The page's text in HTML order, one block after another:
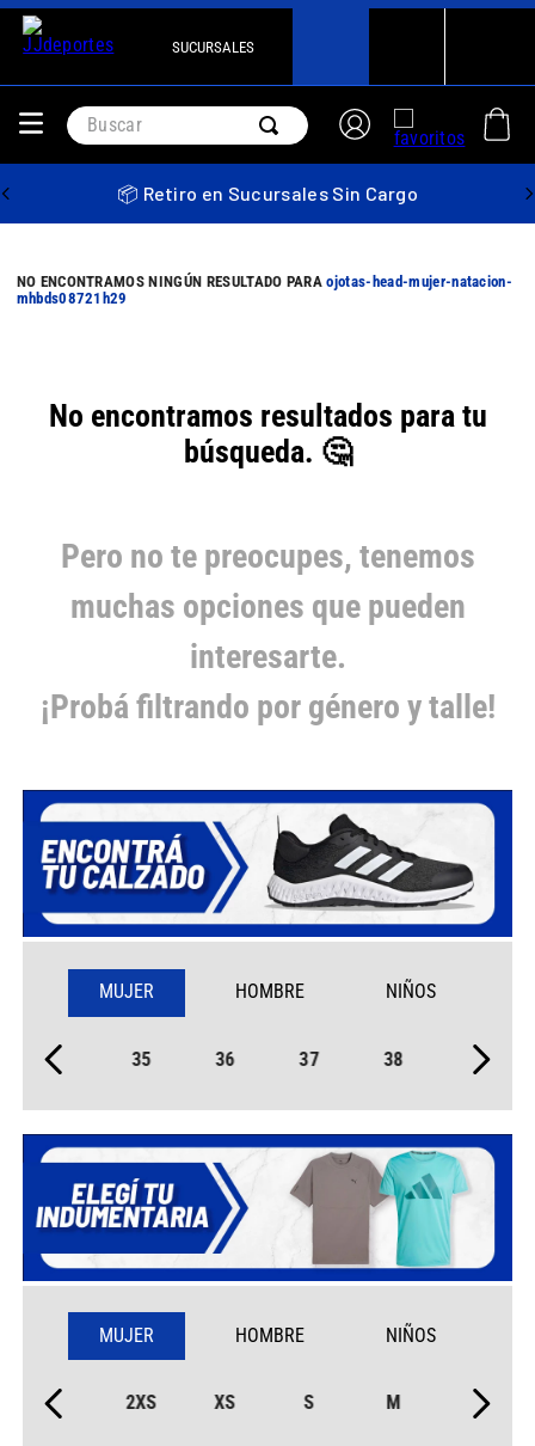
SUCURSALES
Buscar
📦 Retiro en Sucursales Sin Cargo
ojotas-head-mujer-natacion-
mhbds08721h29
No encontramos resultados para tu
búsqueda. 🤔
Pero no te preocupes, tenemos
muchas opciones que pueden
interesarte.
¡Probá filtrando por género y talle!
MUJER HOMBRE NIÑOS
35 36 37 38
MUJER HOMBRE NIÑOS
2XS XS S M